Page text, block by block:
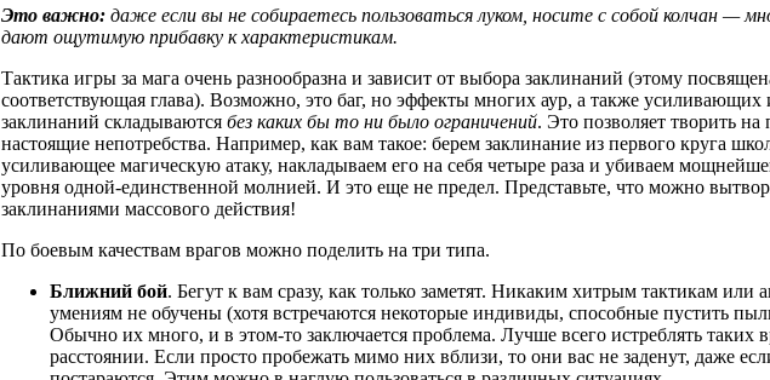
Это важно: даже если вы не собираетесь пользоваться луком, носите с собой колчан —
дают ощутимую прибавку к характеристикам.
Тактика игры за мага очень разнообразна и зависит от выбора заклинаний (этому
соответствующая глава). Возможно, это баг, но эффекты многих аур, а также
заклинаний складываются без каких бы то ни было ограничений. Это позволяет творить на
настоящие непотребства. Например, как вам такое: берем заклинание из первого круга
усиливающее магическую атаку, накладываем его на себя четыре раза и убиваем
уровня одной-единственной молнией. И это еще не предел. Представьте, что можно
заклинаниями массового действия!
По боевым качествам врагов можно поделить на три типа.
Ближний бой. Бегут к вам сразу, как только заметят. Никаким хитрым тактикам или
умениям не обучены (хотя встречаются некоторые индивиды, способные пустить
Обычно их много, и в этом-то заключается проблема. Лучше всего истреблять таких
расстоянии. Если просто пробежать мимо них вблизи, то они вас не заденут, даже